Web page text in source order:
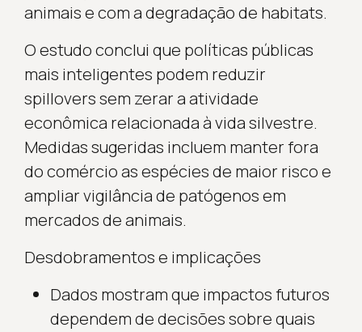
animais e com a degradação de habitats.
O estudo conclui que políticas públicas
mais inteligentes podem reduzir
spillovers sem zerar a atividade
econômica relacionada à vida silvestre.
Medidas sugeridas incluem manter fora
do comércio as espécies de maior risco e
ampliar vigilância de patógenos em
mercados de animais.
Desdobramentos e implicações
Dados mostram que impactos futuros
dependem de decisões sobre quais